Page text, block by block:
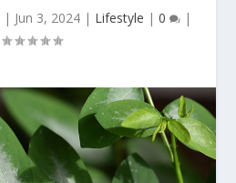
| Jun 3, 2024| Lifestyle | 0 |